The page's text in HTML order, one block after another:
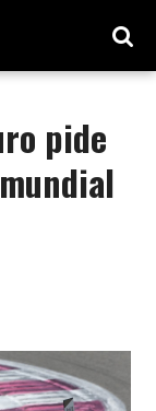
pide